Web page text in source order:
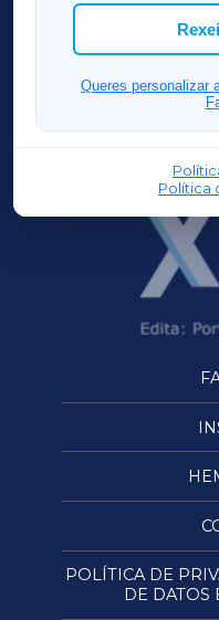
Queres personalizar
Política
POLÍTICA DE
DE DATOS